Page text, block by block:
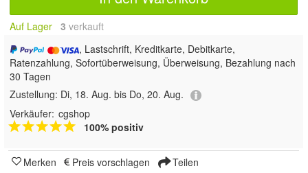
Auf Lager 3 verkauft
, Lastschrift, Kreditkarte, Debitkarte,
Ratenzahlung, Sofortüberweisung, Überweisung, Bezahlung nach
30 Tagen
Zustellung: Di, 18. Aug. bis Do, 20. Aug.
Verkäufer: cgshop
100% positiv
Merken Preis vorschlagen Teilen